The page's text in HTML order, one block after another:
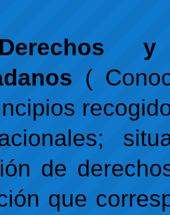
Derechos y
(
de
que